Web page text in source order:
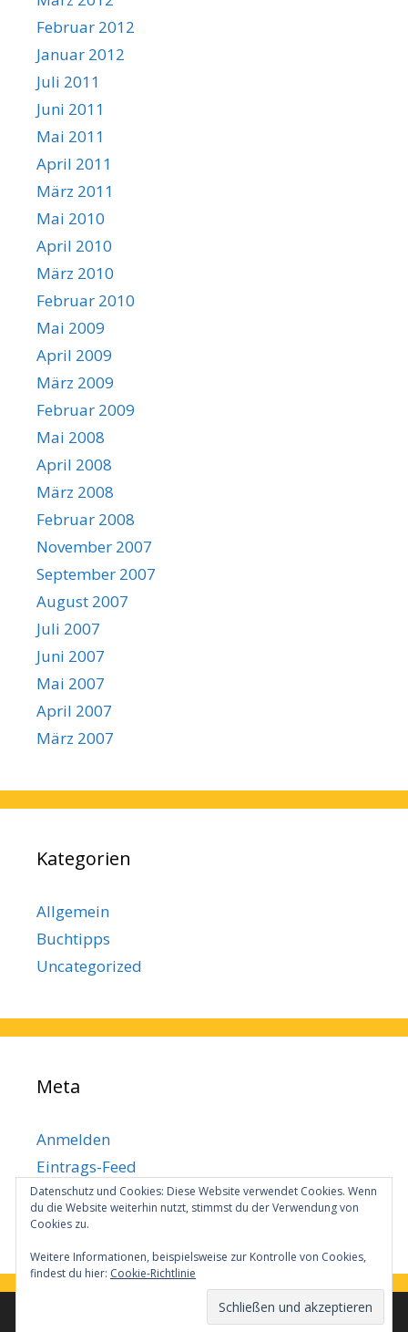
Februar 2012
Januar 2012
Juli 2011
Juni 2011
Mai 2011
April 2011
März 2011
Mai 2010
April 2010
März 2010
Februar 2010
Mai 2009
April 2009
März 2009
Februar 2009
Mai 2008
April 2008
März 2008
Februar 2008
November 2007
September 2007
August 2007
Juli 2007
Juni 2007
Mai 2007
April 2007
März 2007
Kategorien
Allgemein
Buchtipps
Uncategorized
Meta
Anmelden
Eintrags-Feed
Kommentar-Feed
WordPress.org
Datenschutz und Cookies: Diese Website verwendet Cookies. Wenn
du die Website weiterhin nutzt, stimmst du der Verwendung von
Cookies zu.
Weitere Informationen, beispielsweise zur Kontrolle von Cookies,
findest du hier: Cookie-Richtlinie